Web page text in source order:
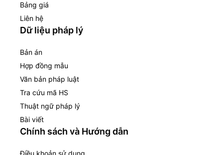
Bảng giá
Liên hệ
Dữ liệu pháp lý
Bản án
Hợp đồng mẫu
Văn bản pháp luật
Tra cứu mã HS
Thuật ngữ pháp lý
Bài viết
Chính sách và Hướng dẫn
Điều khoản sử dụng